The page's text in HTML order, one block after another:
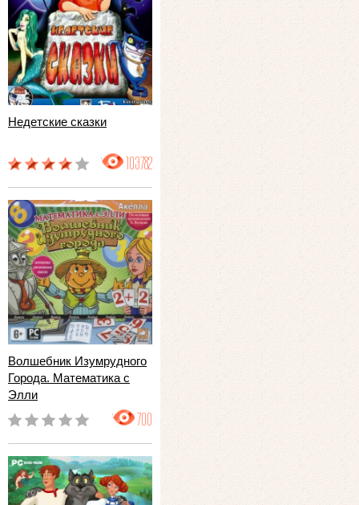
Недетские сказки
103782
Волшебник Изумрудного
Города. Математика с
Элли
700